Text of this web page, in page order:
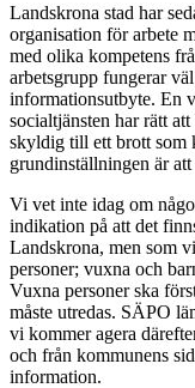
Landskrona stad har
organisation för arbete
med olika kompetens
arbetsgrupp fungerar
informationsutbyte. En
socialtjänsten har rätt
skyldig till ett brott som
grundinställningen är
Vi vet inte idag om
indikation på att det
Landskrona, men som
personer; vuxna och
Vuxna personer ska
måste utredas. SÄPO
vi kommer agera
och från kommunens
information.